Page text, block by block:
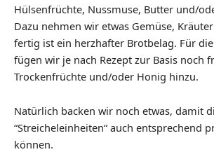
Hülsenfrüchte, Nussmuse, Butter und/
Dazu nehmen wir etwas Gemüse,
fertig ist ein herzhafter Brotbelag. Für
fügen wir je nach Rezept zur Basis noch
Trockenfrüchte und/oder Honig hinzu.
Natürlich backen wir noch etwas, damit
“Streicheleinheiten“ auch entsprechend
können.